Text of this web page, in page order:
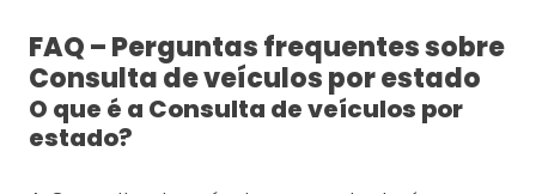
FAQ – Perguntas frequentes sobre
Consulta de veículos por estado
O que é a Consulta de veículos por
estado?